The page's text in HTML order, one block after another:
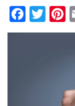
F
a
T
wi